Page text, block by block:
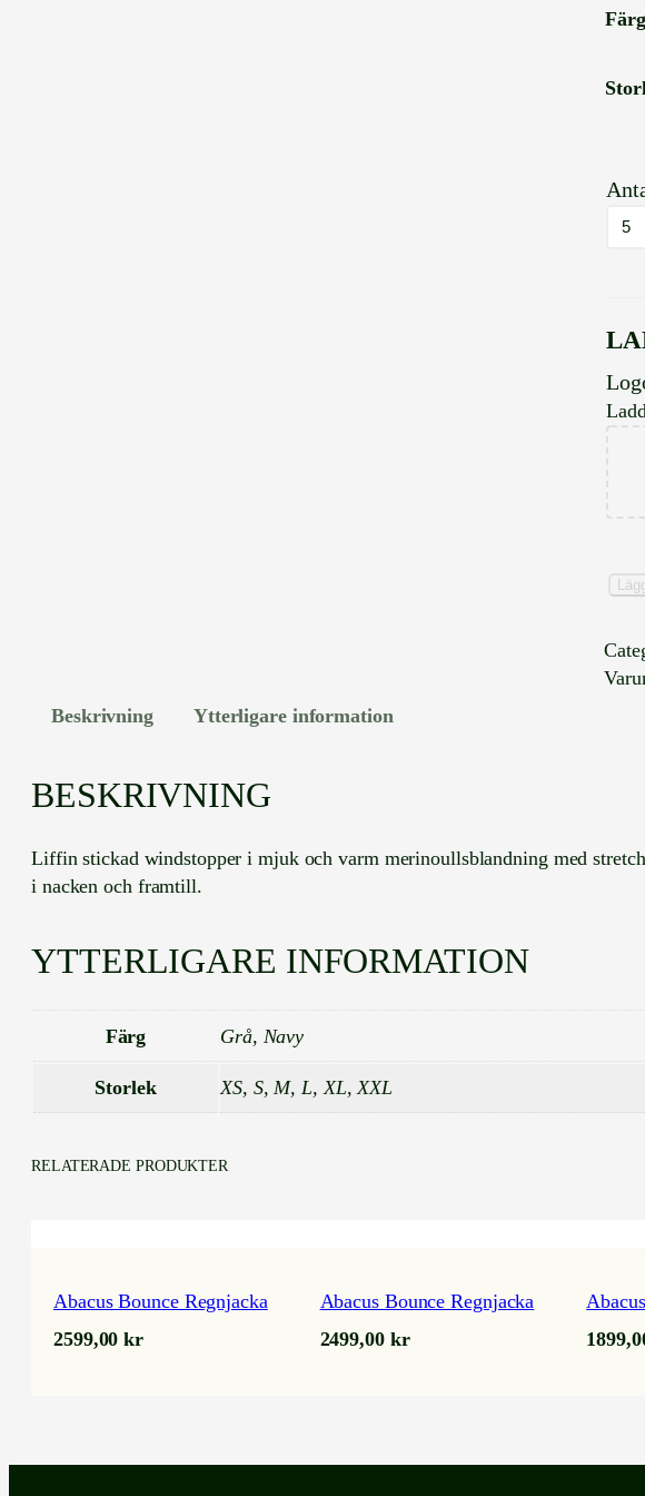
Färg
a
c
t
s
o
n
g
Beskrivning
Ytterligare information
BESKRIVNING
Liffin stickad windstopper i mjuk och varm merinoullsblandning med
i nacken och framtill.
YTTERLIGARE INFORMATION
Färg Grå, Navy
Storlek XS, S, M, L, XL, XXL
RELATERADE PRODUKTER
Abacus Bounce Regnjacka
2599,00kr
Abacus Bounce Regnjacka
2499,00 kr